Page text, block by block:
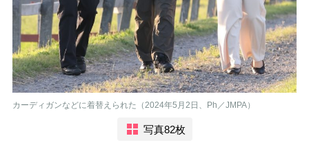
カーディガンなどに着替えられた（2024年5月2日、Ph／JMPA）
写真82枚